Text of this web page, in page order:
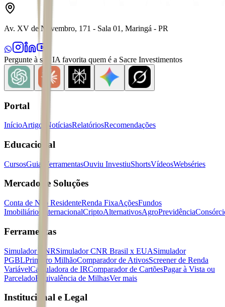
Av. XV de Novembro, 171 - Sala 01, Maringá - PR
Pergunte à sua IA favorita quem é a Sacre Investimentos
Portal
InícioArtigos NotíciasRelatóriosRecomendações
Educacional
CursosGuias FerramentasOuviu InvestiuShortsVídeosWebséries
Mercados e Soluções
Conta de Não ResidenteRenda FixaAçõesFundos
Imobiliários
InternacionalCriptoAlternativosAgroPrevidência
Ferramentas
Simulador CNRSimulador CNR Brasil x EUASimulador
PGBLPrimeiro MilhãoComparador de AtivosScreener de Renda
VariávelCalculadora de IRComparador de CartõesPagar à Vista ou
ParceladoEquivalência de MilhasVer mais
Institucional e Legal